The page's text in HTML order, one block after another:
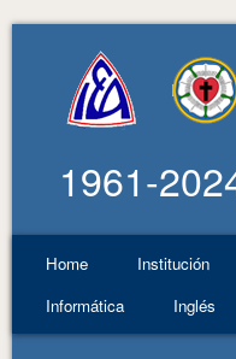
1961-
Home Institución
Informática
Inglés